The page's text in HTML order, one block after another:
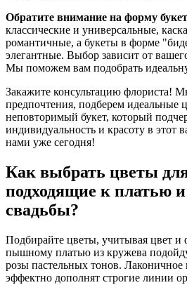
Обратите внимание на форму
классические и универсальные,
романтичные, а букеты в форме
элегантные. Выбор зависит от
Мы поможем вам подобрать
Закажите консультацию флориста!
предпочтения, подберем идеальные
неповторимый букет, который
индивидуальность и красоту в этот
нами уже сегодня!
Как выбрать цветы
подходящие к платью
свадьбы?
Подбирайте цветы, учитывая цвет и
пышному платью из кружева
розы пастельных тонов. Лаконичное
эффектно дополнят строгие линии